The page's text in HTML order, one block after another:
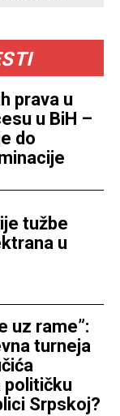
prava u
u BiH –
do
tužbe
u
uz rame”:
turneja
političku
Srpskoj?